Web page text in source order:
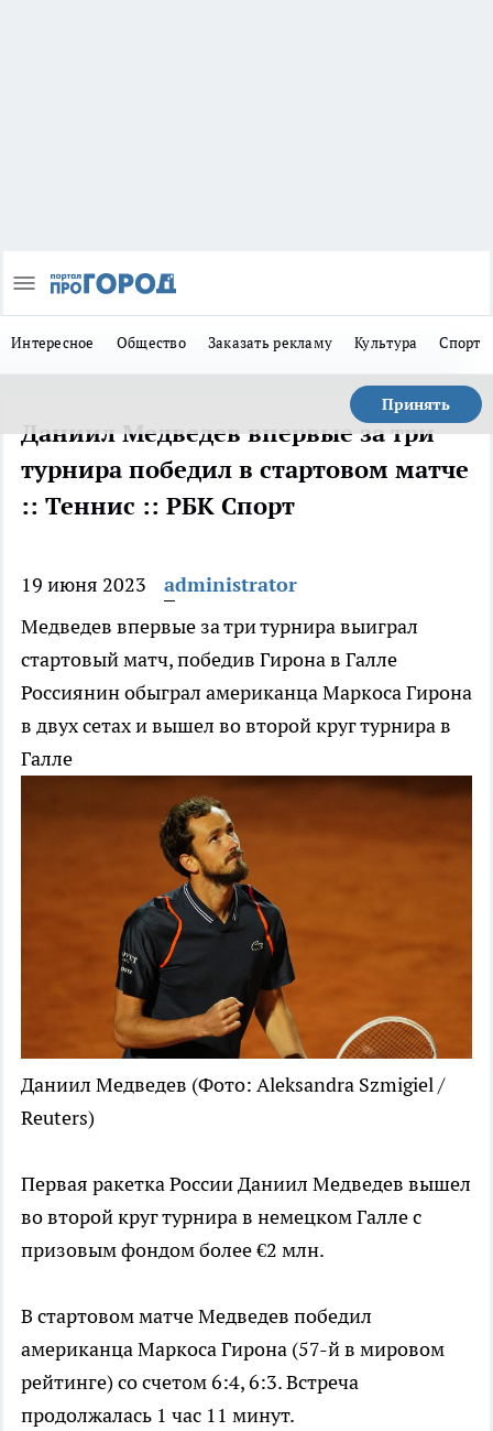
Интересное Общество Заказать рекламу Культура Спорт
Принять
Даниил Медведев впервые за три
турнира победил в стартовом матче
:: Теннис :: РБК Спорт
19 июня 2023
administrator
Медведев впервые за три турнира выиграл
стартовый матч, победив Гирона в Галле
Россиянин обыграл американца Маркоса Гирона
в двух сетах и вышел во второй круг турнира в
Галле
Даниил Медведев (Фото: Aleksandra Szmigiel /
Reuters)
Первая ракетка России Даниил Медведев вышел
во второй круг турнира в немецком Галле с
призовым фондом более €2 млн.
В стартовом матче Медведев победил
американца Маркоса Гирона (57-й в мировом
рейтинге) со счетом 6:4, 6:3. Встреча
продолжалась 1 час 11 минут.